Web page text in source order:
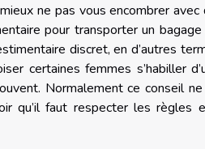
ne pas vous encombrer avec
pour transporter un
discret, en d’autres
certaines femmes s’habiller
Normalement ce conseil
qu’il faut respecter les